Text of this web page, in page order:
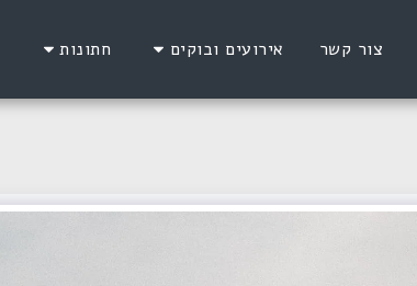
צור קשר אירועים ובוקים חתונות